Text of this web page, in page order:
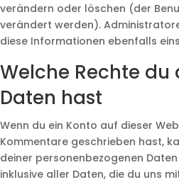
verändern oder löschen (der
verändert werden).
diese Informationen ebenfalls
Welche Rechte du
Daten hast
Wenn du ein Konto auf dieser
Kommentare geschrieben hast,
deiner personenbezogenen
inklusive aller Daten, die du uns